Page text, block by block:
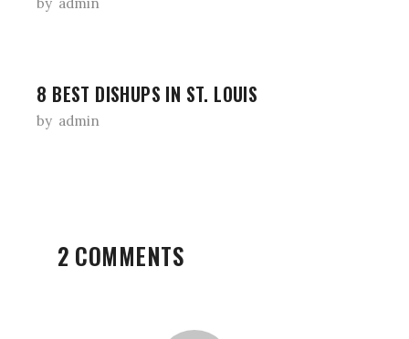
8 BEST DISHUPS IN ST. LOUIS
by admin
2 COMMENTS